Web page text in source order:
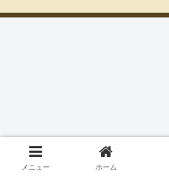
メニュー ホーム